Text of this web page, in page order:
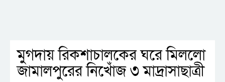
মুগদায় রিকশাচালকের ঘরে মিললো
জামালপুরের নিখোঁজ ৩ মাদ্রাসাছাত্রী